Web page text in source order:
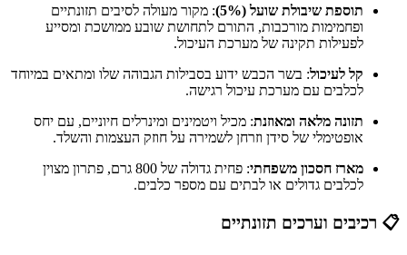
תוספת שיבולת שועל (5%)
: מקור מעולה לסיבים תזונתיים
ופחמימות מורכבות, התורם לתחושת שובע ממושכת ומסייע
לפעילות תקינה של מערכת העיכול.
קל לעיכול: בשר הכבש ידוע בסבילות הגבוהה שלו ומתאים במיוחד
לכלבים עם מערכת עיכול רגישה.
תזונה מלאה ומאוזנת: מכיל ויטמינים ומינרלים חיוניים, עם יחס
אופטימלי של סידן וזרחן לשמירה על חוזק העצמות והשלד.
מארז חסכון משפחתי
: פחית גדולה של 800 גרם, פתרון מצוין
לכלבים גדולים או לבתים עם מספר כלבים.
📋 רכיבים וערכים תזונתיים